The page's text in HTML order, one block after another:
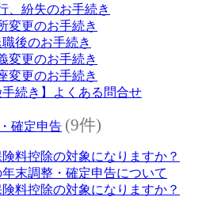
、紛失のお手続き
変更のお手続き
後のお手続き
変更のお手続き
変更のお手続き
手続き】よくある問合せ
確定申告 (9件)
料控除の対象になりますか？
年末調整・確定申告について
料控除の対象になりますか？